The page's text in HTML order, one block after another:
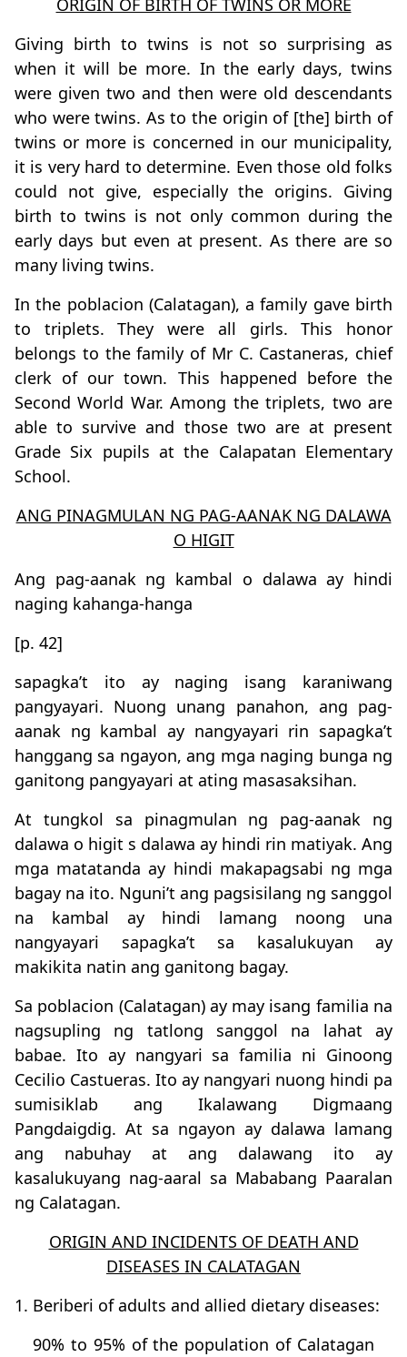
ORIGIN OF BIRTH OF TWINS OR MORE
Giving birth to twins is not so surprising as
when it will be more. In the early days, twins
were given two and then were old descendants
who were twins. As to the origin of [the] birth of
twins or more is concerned in our municipality,
it is very hard to determine. Even those old folks
could not give, especially the origins. Giving
birth to twins is not only common during the
early days but even at present. As there are so
many living twins.
In the poblacion (Calatagan), a family gave birth
to triplets. They were all girls. This honor
belongs to the family of Mr C. Castaneras, chief
clerk of our town. This happened before the
Second World War. Among the triplets, two are
able to survive and those two are at present
Grade Six pupils at the Calapatan Elementary
School.
ANG PINAGMULAN NG PAG-AANAK NG DALAWA
O HIGIT
Ang pag-aanak ng kambal o dalawa ay hindi
naging kahanga-hanga
[p. 42]
sapagka’t ito ay naging isang karaniwang
pangyayari. Nuong unang panahon, ang pag-
aanak ng kambal ay nangyayari rin sapagka’t
hanggang sa ngayon, ang mga naging bunga ng
ganitong pangyayari at ating masasaksihan.
At tungkol sa pinagmulan ng pag-aanak ng
dalawa o higit s dalawa ay hindi rin matiyak. Ang
mga matatanda ay hindi makapagsabi ng mga
bagay na ito. Nguni’t ang pagsisilang ng sanggol
na kambal ay hindi lamang noong una
nangyayari sapagka’t sa kasalukuyan ay
makikita natin ang ganitong bagay.
Sa poblacion (Calatagan) ay may isang familia na
nagsupling ng tatlong sanggol na lahat ay
babae. Ito ay nangyari sa familia ni Ginoong
Cecilio Castueras. Ito ay nangyari nuong hindi pa
sumisiklab ang Ikalawang Digmaang
Pangdaigdig. At sa ngayon ay dalawa lamang
ang nabuhay at ang dalawang ito ay
kasalukuyang nag-aaral sa Mababang Paaralan
ng Calatagan.
ORIGIN AND INCIDENTS OF DEATH AND
DISEASES IN CALATAGAN
1. Beriberi of adults and allied dietary diseases:
90% to 95% of the population of Calatagan